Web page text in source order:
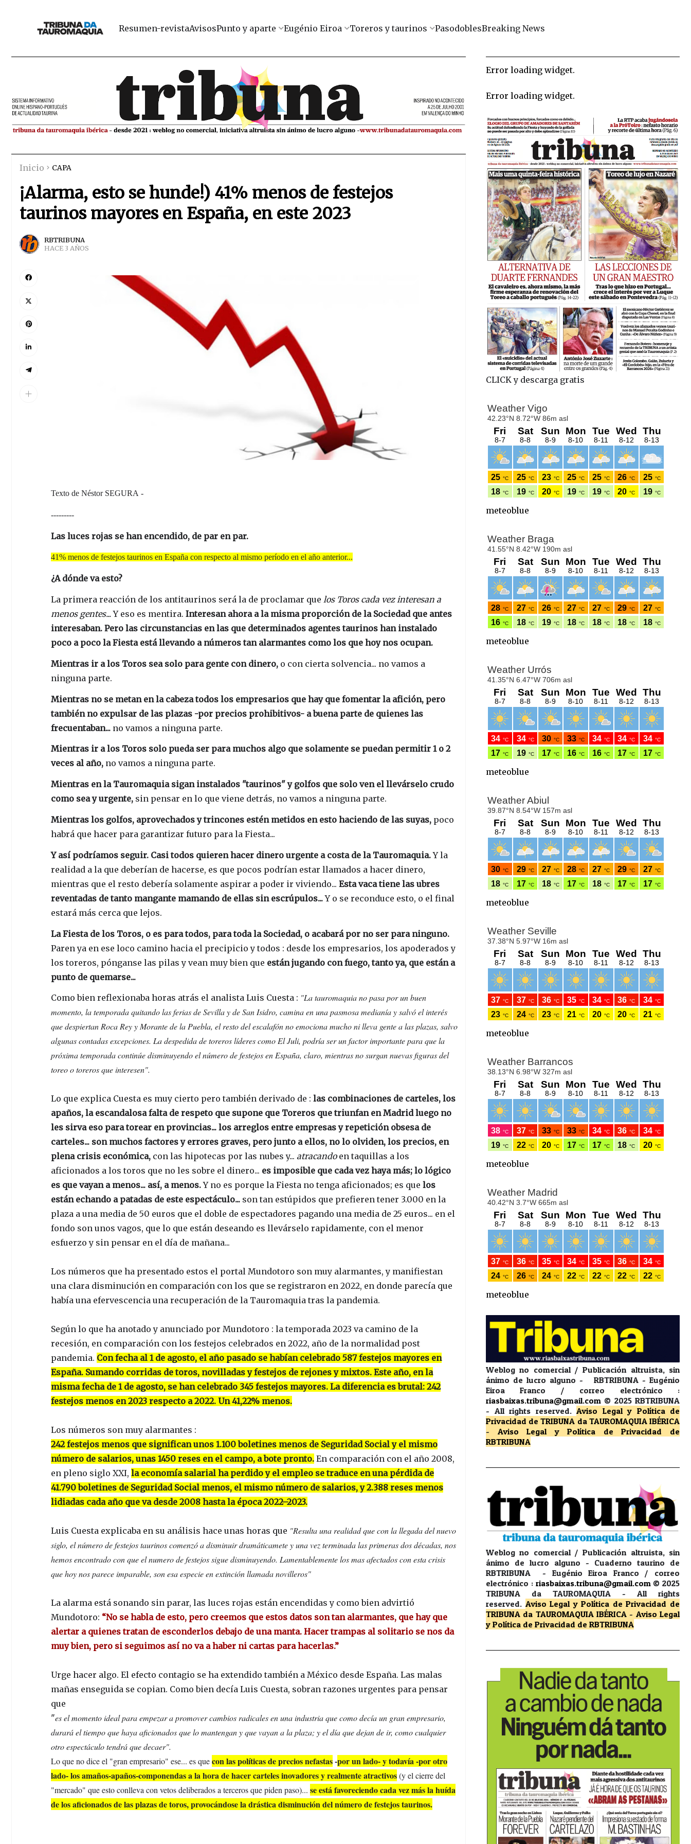
Resumen-revistaAvisosPunto y aparte Eugénio Eiroa Toreros y taurinos PasodoblesBreaking News
Inicio CAPA
¡Alarma, esto se hunde!) 41% menos de festejos
taurinos mayores en España, en este 2023
RBTRIBUNA
HACE 3 AÑOS
Texto de Néstor SEGURA -
---------
Las luces rojas se han encendido, de par en par.
41% menos de festejos taurinos en España con respecto al mismo período en el año anterior...
¿A dónde va esto?
La primera reacción de los antitaurinos será la de proclamar que los Toros cada vez interesan a
menos gentes...Y eso es mentira. Interesan ahora a la misma proporción de la Sociedad que antes
interesaban. Pero las circunstancias en las que determinados agentes taurinos han instalado
poco a poco la Fiesta está llevando a números tan alarmantes como los que hoy nos ocupan.
Mientras ir a los Toros sea solo para gente con dinero, o con cierta solvencia... no vamos a
ninguna parte.
Mientras no se metan en la cabeza todos los empresarios que hay que fomentar la afición, pero
también no expulsar de las plazas -por precios prohibitivos- a buena parte de quienes las
frecuentaban... no vamos a ninguna parte.
Mientras ir a los Toros solo pueda ser para muchos algo que solamente se puedan permitir 1 o 2
veces al año, no vamos a ninguna parte.
Mientras en la Tauromaquia sigan instalados "taurinos" y golfos que solo ven el llevárselo crudo
como sea y urgente, sin pensar en lo que viene detrás, no vamos a ninguna parte.
Mientras los golfos, aprovechados y trincones estén metidos en esto haciendo de las suyas, poco
habrá que hacer para garantizar futuro para la Fiesta...
Y así podríamos seguir. Casi todos quieren hacer dinero urgente a costa de la Tauromaquia.Y la
realidad a la que deberían de hacerse, es que pocos podrían estar llamados a hacer dinero,
mientras que el resto debería solamente aspirar a poder ir viviendo... Esta vaca tiene las ubres
reventadas de tanto mangante mamando de ellas sin escrúpulos...Y o se reconduce esto, o el final
estará más cerca que lejos.
La Fiesta de los Toros, o es para todos, para toda la Sociedad, o acabará por no ser para ninguno.
Paren ya en ese loco camino hacia el precipicio y todos : desde los empresarios, los apoderados y
los toreros, pónganse las pilas y vean muy bien que están jugando con fuego, tanto ya, que están a
punto de quemarse...
Como bien reflexionaba horas atrás el analista Luis Cuesta : "La tauromaquia no pasa por un buen
momento, la temporada quitando las ferias de Sevilla y de San Isidro, camina en una pasmosa medianía y salvó el interés
que despiertan Roca Rey y Morante de la Puebla, el resto del escalafón no emociona mucho ni lleva gente a las plazas, salvo
algunas contadas excepciones. La despedida de toreros líderes como El Juli, podría ser un factor importante para que la
próxima temporada continúe disminuyendo el número de festejos en España, claro, mientras no surgan nuevas figuras del
toreo o toreros que interesen".
Lo que explica Cuesta es muy cierto pero también derivado de : las combinaciones de carteles, los
apaños, la escandalosa falta de respeto que supone que Toreros que triunfan en Madrid luego no
les sirva eso para torear en provincias... los arreglos entre empresas y repetición obsesa de
carteles... son muchos factores y errores graves, pero junto a ellos, no lo olviden, los precios, en
plena crisis económica, con las hipotecas por las nubes y... atracandoen taquillas a los
aficionados a los toros que no les sobre el dinero... es imposible que cada vez haya más; lo lógico
es que vayan a menos... así, a menos.Y no es porque la Fiesta no tenga aficionados; es que los
están echando a patadas de este espectáculo... son tan estúpidos que prefieren tener 3.000 en la
plaza a una media de 50 euros que el doble de espectadores pagando una media de 25 euros... en el
fondo son unos vagos, que lo que están deseando es llevárselo rapidamente, con el menor
esfuerzo y sin pensar en el día de mañana...
Los números que ha presentado estos el portal Mundotoro son muy alarmantes, y manifiestan
una clara disminución en comparación con los que se registraron en 2022, en donde parecía que
había una efervescencia una recuperación de la Tauromaquia tras la pandemia.
Según lo que ha anotado y anunciado por Mundotoro : la temporada 2023 va camino de la
recesión, en comparación con los festejos celebrados en 2022, año de la normalidad post
pandemia. Con fecha al 1 de agosto, el año pasado se habían celebrado 587 festejos mayores en
España. Sumando corridas de toros, novilladas y festejos de rejones y mixtos. Este año, en la
misma fecha de 1 de agosto, se han celebrado 345 festejos mayores. La diferencia es brutal: 242
festejos menos en 2023 respecto a 2022. Un 41,22% menos.
Los números son muy alarmantes :
242 festejos menos que significan unos 1.100 boletines menos de Seguridad Social y el mismo
número de salarios, unas 1450 reses en el campo, a bote pronto. En comparación con el año 2008,
en pleno siglo XXI, la economía salarial ha perdido y el empleo se traduce en una pérdida de
41.790 boletines de Seguridad Social menos, el mismo número de salarios, y 2.388 reses menos
lidiadas cada año que va desde 2008 hasta la época 2022–2023.
Luis Cuesta explicaba en su análisis hace unas horas que "Resulta una realidad que con la llegada del nuevo
siglo, el número de festejos taurinos comenzó a disminuir dramáticamete y una vez terminada las primeras dos décadas, nos
hemos encontrado con que el numero de festejos sigue disminuyendo. Lamentablemente los mas afectados con esta crisis
que hoy nos parece imparable, son esa especie en extinción llamada novilleros"
La alarma está sonando sin parar, las luces rojas están encendidas y como bien advirtió
Mundotoro: “No se habla de esto, pero creemos que estos datos son tan alarmantes, que hay que
alertar a quienes tratan de esconderlos debajo de una manta. Hacer trampas al solitario se nos da
muy bien, pero si seguimos así no va a haber ni cartas para hacerlas.”
Urge hacer algo. El efecto contagio se ha extendido también a México desde España. Las malas
mañas enseguida se copian. Como bien decía Luis Cuesta, sobran razones urgentes para pensar
que
"es el momento ideal para empezar a promover cambios radicales en una industria que como decía un gran empresario,
durará el tiempo que haya aficionados que lo mantengan y que vayan a la plaza; y el día que dejan de ir, como cualquier
otro espectáculo tendrá que decaer".
Lo que no dice el "gran empresario" ese... es quecon las políticas de precios nefastas-por un lado- y todavía -por otro
lado- los amaños-apaños-componendas a la hora de hacer carteles inovadores y realmente atractivos(y el cierre del
"mercado" que esto conlleva con vetos deliberados a terceros que piden paso)... se está favoreciendo cada vez más la huída
de los aficionados de las plazas de toros, provocándose la drástica disminución del número de festejos taurinos.
Error loading widget.
Error loading widget.
CLICK y descarga gratis
meteoblue
meteoblue
meteoblue
meteoblue
meteoblue
meteoblue
meteoblue
Weblog no comercial / Publicación altruista, sin
ánimo de lucro alguno - RBTRIBUNA - Eugénio
Eiroa Franco / correo electrónico :
riasbaixas.tribuna@gmail.com © 2025 RBTRIBUNA
- All rights reserved. Aviso Legal y Política de
Privacidad de TRIBUNA da TAUROMAQUIA IBÉRICA
- Aviso Legal y Política de Privacidad
de
RBTRIBUNA
Weblog no comercial / Publicación altruista, sin
ánimo de lucro alguno - Cuaderno taurino de
RBTRIBUNA - Eugénio Eiroa Franco / correo
electrónico : riasbaixas.tribuna@gmail.com © 2025
TRIBUNA da TAUROMAQUIA - All rights
reserved. Aviso Legal y Política de Privacidad de
TRIBUNA da TAUROMAQUIA IBÉRICA - Aviso Legal
y Política de Privacidad de RBTRIBUNA